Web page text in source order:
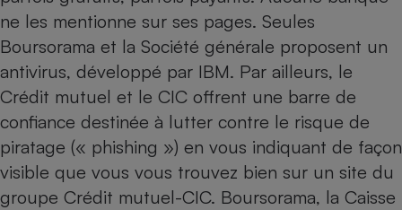
ne les mentionne sur ses pages. Seules
Boursorama et la Société générale proposent un
antivirus, développé par IBM. Par ailleurs, le
Crédit mutuel et le CIC offrent une barre de
confiance destinée à lutter contre le risque de
piratage (« phishing ») en vous indiquant de façon
visible que vous vous trouvez bien sur un site du
groupe Crédit mutuel-CIC. Boursorama, la Caisse